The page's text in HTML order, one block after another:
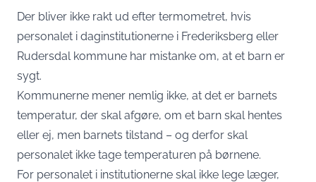
Der bliver ikke rakt ud efter termometret, hvis
personalet i daginstitutionerne i Frederiksberg eller
Rudersdal kommune har mistanke om, at et barn er
sygt.
Kommunerne mener nemlig ikke, at det er barnets
temperatur, der skal afgøre, om et barn skal hentes
eller ej, men barnets tilstand – og derfor skal
personalet ikke tage temperaturen på børnene.
For personalet i institutionerne skal ikke lege læger,